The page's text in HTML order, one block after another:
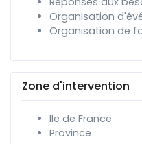
Organisation
Organisation de
Zone d'intervention
Ile de France
Province